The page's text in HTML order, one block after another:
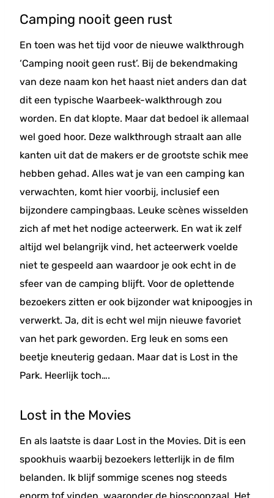
Camping nooit geen rust
En toen was het tijd voor de nieuwe walkthrough
‘Camping nooit geen rust’. Bij de bekendmaking
van deze naam kon het haast niet anders dan dat
dit een typische Waarbeek-walkthrough zou
worden. En dat klopte. Maar dat bedoel ik allemaal
wel goed hoor. Deze walkthrough straalt aan alle
kanten uit dat de makers er de grootste schik mee
hebben gehad. Alles wat je van een camping kan
verwachten, komt hier voorbij, inclusief een
bijzondere campingbaas. Leuke scènes wisselden
zich af met het nodige acteerwerk. En wat ik zelf
altijd wel belangrijk vind, het acteerwerk voelde
niet te gespeeld aan waardoor je ook echt in de
sfeer van de camping blijft. Voor de oplettende
bezoekers zitten er ook bijzonder wat knipoogjes in
verwerkt. Ja, dit is echt wel mijn nieuwe favoriet
van het park geworden. Erg leuk en soms een
beetje kneuterig gedaan. Maar dat is Lost in the
Park. Heerlijk toch….
Lost in the Movies
En als laatste is daar Lost in the Movies. Dit is een
spookhuis waarbij bezoekers letterlijk in de film
belanden. Ik blijf sommige scenes nog steeds